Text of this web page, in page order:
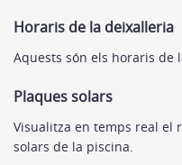
Horaris de la deixalleria
Aquests són els horaris de
Plaques solars
Visualitza en temps real el
solars de la piscina.